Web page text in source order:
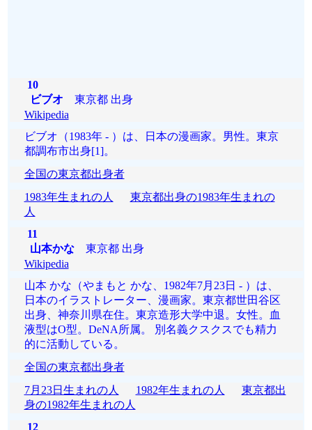
10
ビブオ 東京都 出身
Wikipedia
ビブオ（1983年 - ）は、日本の漫画家。男性。東京
都調布市出身[1]。
全国の東京都出身者
1983年生まれの人
東京都出身の1983年生まれの
人
11
山本かな東京都 出身
Wikipedia
山本 かな（やまもと かな、1982年7月23日 - ）は、
日本のイラストレーター、漫画家。東京都世田谷区
出身、神奈川県在住。東京造形大学中退。女性。血
液型はO型。DeNA所属。 別名義クスクスでも精力
的に活動している。
全国の東京都出身者
7月23日生まれの人
1982年生まれの人
東京都出
身の1982年生まれの人
12